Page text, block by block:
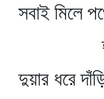
সবাই মিলে
হল
দুয়ার ধরে